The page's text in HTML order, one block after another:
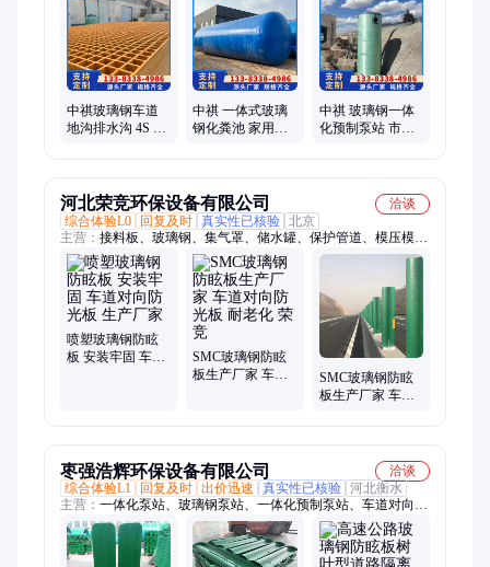
璃钢化粪池、一体化污水提升泵站、电缆沟盖板、缠绕管道、保
护装置、玻璃钢格栅板、污水检查井、玻璃钢管道、养殖地格
栅、树脂保护帽、水沟集水槽、智能控制箱、玻璃钢水箱、玻璃
钢冷却、一体化泵站、缠绕化粪池、农田灌溉井房、玻璃钢排水
渠
中祺玻璃钢车道
地沟排水沟 4S 店
中祺 一体式玻璃
钢化粪池 家用新
中祺 玻璃钢一体
化预制泵站 市政
河北荣竞环保设备有限公司
洽谈
综合体验L0
回复及时 真实性已核验 北京
主营： 接料板、玻璃钢、集气罩、储水罐、保护管道、模压模
具、手糊定制产品
喷塑玻璃钢防眩
板 安装牢固 车道
SMC玻璃钢防眩
板生产厂家 车道
SMC玻璃钢防眩
板生产厂家 车道
枣强浩辉环保设备有限公司
洽谈
综合体验L1
回复及时 出价迅速 真实性已核验 河北衡水
主营： 一体化泵站、玻璃钢泵站、一体化预制泵站、车道对向防
光板、304不锈钢冷却塔、冷水塔、封闭式冷水塔、横流密闭式
凉水塔、方形闭式塔、污水处理成套设备、生物除臭箱、玻璃钢